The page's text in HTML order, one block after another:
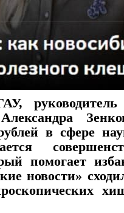
руководитель
в сфере
помогает
новости»